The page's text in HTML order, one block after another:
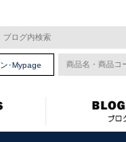
･Mypage